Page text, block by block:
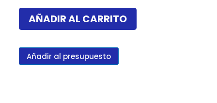
innova
croma
AÑADIR AL CARRITO
Añadir al presupuesto